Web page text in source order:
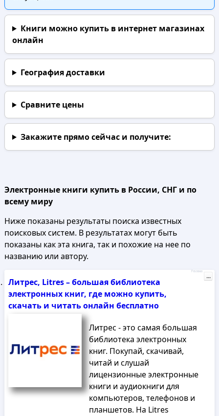
Книги можно купить в интернет магазинах
онлайн
География доставки
Сравните цены
Закажите прямо сейчаси получите:
Электронные книги купить в России, СНГ и по
всему миру
Ниже показаны результаты поиска известных
поисковых систем. В результатах могут быть
показаны как эта книга, так и похожие на нее по
названию или автору.
Литрес, Litres – большая библиотека
электронных книг, где можно купить,
скачать и читать онлайн бесплатно
Литрес - это самая большая
библиотека электронных
книг. Покупай, скачивай,
читай и слушай
лицензионные электронные
книги и аудиокниги для
компьютеров, телефонов и
планшетов. На Litres
Реклама
...